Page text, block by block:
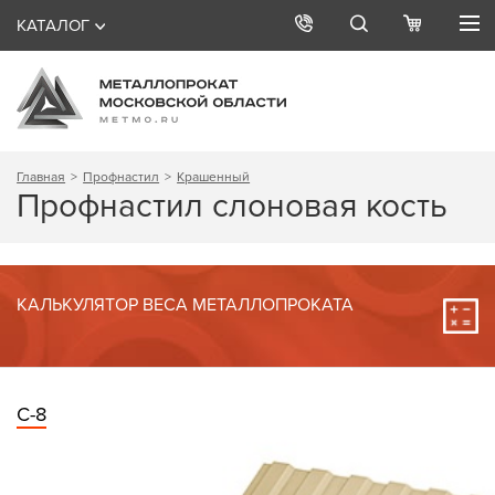
КАТАЛОГ
Главная Профнастил Крашенный
Профнастил слоновая кость
КАЛЬКУЛЯТОР ВЕСА МЕТАЛЛОПРОКАТА
С-8